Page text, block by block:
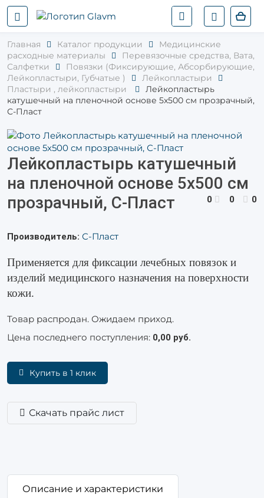
Главная Каталог продукции
Медицинские
расходные материалы
Перевязочные средства, Вата,
Салфетки
Повязки (Фиксирующие, Абсорбирующие,
Лейкопластыри, Губчатые )
Лейкопластыри
Пластыри , лейкопластыри
Лейкопластырь
катушечный на пленочной основе 5x500 см прозрачный,
С-Пласт
Лейкопластырь катушечный
на пленочной основе 5x500 см
прозрачный, С-Пласт
0 0 0
Производитель: С-Пласт
Применяется для фиксации лечебных повязок и
изделий медицинского назначения на поверхности
кожи.
Товар распродан. Ожидаем приход.
Цена последнего поступления: 0,00 руб.
Купить в 1 клик
Скачать прайс лист
Описание и характеристики